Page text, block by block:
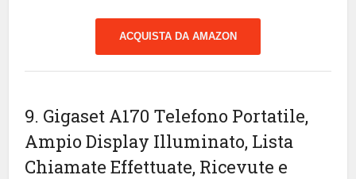
ACQUISTA DA AMAZON
9. Gigaset A170 Telefono Portatile,
Ampio Display Illuminato, Lista
Chiamate Effettuate, Ricevute e